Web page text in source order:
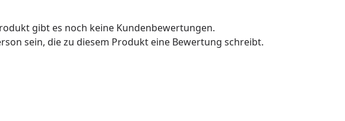
gibt es noch keine Kundenbewertungen.
sein, die zu diesem Produkt eine Bewertung schreibt.